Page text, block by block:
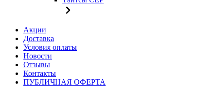
Акции
Доставка
Условия оплаты
Новости
Отзывы
Контакты
ПУБЛИЧНАЯ ОФЕРТА